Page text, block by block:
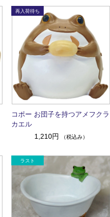
コポー お団子を持つアメフクラ
カエル
1,210円
（税込み）